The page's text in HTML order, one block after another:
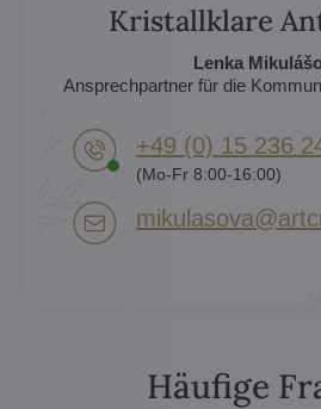
Kristallklare
Lenka
Ansprechpartner für die
+49 (0) 15 236
(Mo-Fr 8:00-16:00)
Häufige